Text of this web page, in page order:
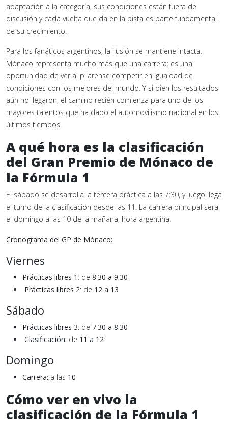
adaptación a la categoría, sus condiciones están fuera de
discusión y cada vuelta que da en la pista es parte fundamental
de su crecimiento.
Para los fanáticos argentinos, la ilusión se mantiene intacta.
Mónaco representa mucho más que una carrera: es una
oportunidad de ver al pilarense competir en igualdad de
condiciones con los mejores del mundo. Y si bien los resultados
aún no llegaron, el camino recién comienza para uno de los
mayores talentos que ha dado el automovilismo nacional en los
últimos tiempos.
A qué hora es la clasificación
del Gran Premio de Mónaco de
la Fórmula 1
El sábado se desarrolla la tercera práctica a las 7:30, y luego llega
el turno de la clasificación desde las 11. La carrera principal será
el domingo a las 10 de la mañana, hora argentina.
Cronograma del GP de Mónaco:
Viernes
Prácticas libres 1 : de 8:30 a 9:30
Prácticas libres 2: de 12 a 13
Sábado
Prácticas libres 3: de 7:30 a 8:30
Clasificación: de 11 a 12
Domingo
Carrera: a las 10
Cómo ver en vivo la
clasificación de la Fórmula 1